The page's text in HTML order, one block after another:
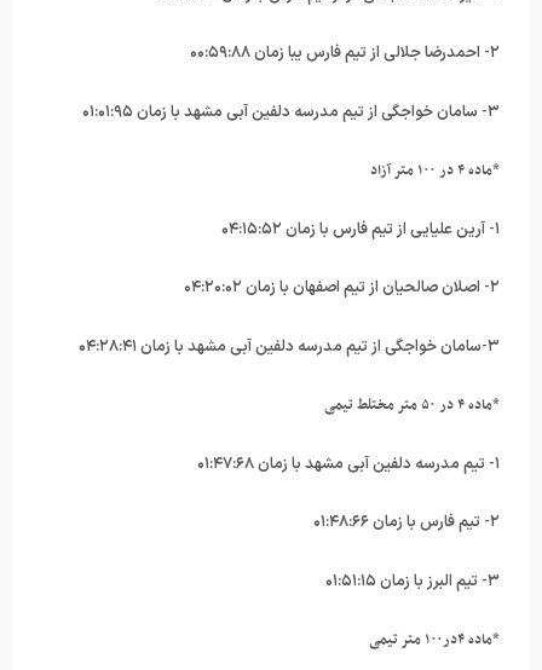
۲- احمدرضا جلالی از تیم فارس یبا زمان ۰۰:۵۹:۸۸
۳- سامان خواجگی از تیم مدرسه دلفین آبی مشهد با زمان ۰۱:۰۱:۹۵
*ماده ۴ در ۱۰۰ متر آزاد
۲- اصلان صالحیان از تیم اصفهان با زمان ۰۴:۲۰:۰۲
۳-سامان خواجگی از تیم مدرسه دلفین آبی مشهد با زمان ۰۴:۲۸:۴۱
*ماده ۴ در ۵۰ متر مختلط تیمی
۲- تیم فارس با زمان ۰۱:۴۸:۶۶
۳- تیم البرز با زمان ۰۱:۵۱:۱۵
*ماده ۴در۱۰۰ متر تیمی